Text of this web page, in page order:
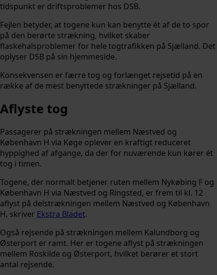
tidspunkt er driftsproblemer hos DSB.
Fejlen betyder, at togene kun kan benytte ét af de to spor
på den berørte strækning, hvilket skaber
flaskehalsproblemer for hele togtrafikken på Sjælland. Det
oplyser DSB på sin hjemmeside.
Konsekvensen er færre tog og forlænget rejsetid på en
række af de mest benyttede strækninger på Sjælland.
Aflyste tog
Passagerer på strækningen mellem Næstved og
København H via Køge oplever en kraftigt reduceret
hyppighed af afgange, da der for nuværende kun kører ét
tog i timen.
Togene, der normalt betjener ruten mellem Nykøbing F og
København H via Næstved og Ringsted, er frem til kl. 12
aflyst på delstrækningen mellem Næstved og København
H, skriver Ekstra Bladet.
Også rejsende på strækningen mellem Kalundborg og
Østerport er ramt. Her er togene aflyst på strækningen
mellem Roskilde og Østerport, hvilket berører et stort
antal rejsende.